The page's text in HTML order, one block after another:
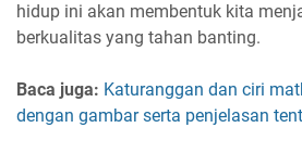
hidup ini akan membentuk kita
berkualitas yang tahan banting.
Baca juga: Katuranggan dan ciri
dengan gambar serta penjelasan